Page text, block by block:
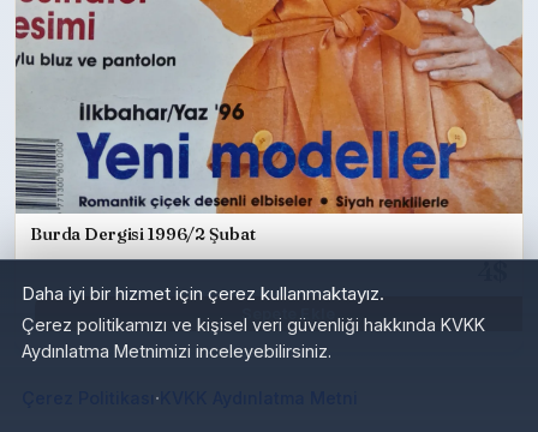
Burda Dergisi 1996/2 Şubat
4$
Daha iyi bir hizmet için çerez kullanmaktayız.
Çerez politikamızı ve kişisel veri güvenliği hakkında KVKK
Aydınlatma Metnimizi inceleyebilirsiniz.
·